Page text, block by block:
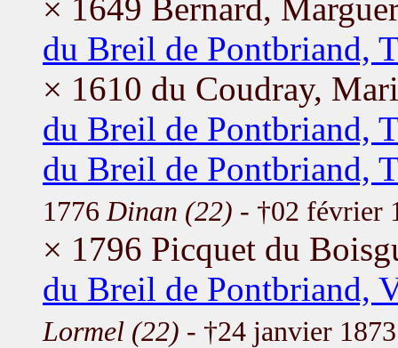
× 1649 Bernard,
du Breil de Pontbriand,
× 1610 du Coudray,
du Breil de Pontbriand,
du Breil de Pontbriand,
1776 Dinan (22) - †02 février
× 1796 Picquet du
du Breil de Pontbriand,
Lormel (22) - †24 janvier